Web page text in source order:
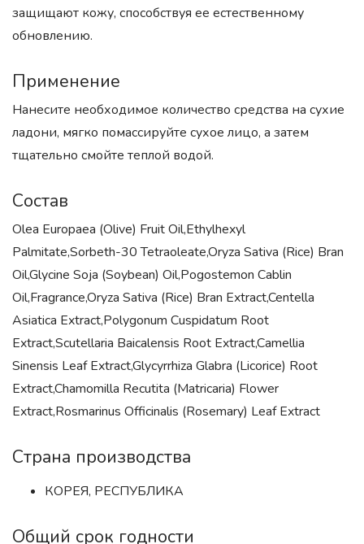
защищают кожу, способствуя ее естественному
обновлению.
Применение
Нанесите необходимое количество средства на сухие
ладони, мягко помассируйте сухое лицо, а затем
тщательно смойте теплой водой.
Состав
Olea Europaea (Olive) Fruit Oil,Ethylhexyl
Palmitate,Sorbeth-30 Tetraoleate,Oryza Sativa (Rice) Bran
Oil,Glycine Soja (Soybean) Oil,Pogostemon Cablin
Oil,Fragrance,Oryza Sativa (Rice) Bran Extract,Centella
Asiatica Extract,Polygonum Cuspidatum Root
Extract,Scutellaria Baicalensis Root Extract,Camellia
Sinensis Leaf Extract,Glycyrrhiza Glabra (Licorice) Root
Extract,Chamomilla Recutita (Matricaria) Flower
Extract,Rosmarinus Officinalis (Rosemary) Leaf Extract
Страна производства
КОРЕЯ, РЕСПУБЛИКА
Общий срок годности